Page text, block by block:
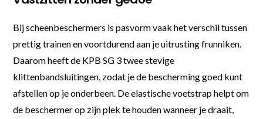
Bij scheenbeschermers is pasvorm vaak het verschil tussen
prettig trainen en voortdurend aan je uitrusting frunniken.
Daarom heeft de KPB SG 3 twee stevige
klittenbandsluitingen, zodat je de bescherming goed kunt
afstellen op je onderbeen. De elastische voetstrap helpt om
de beschermer op zijn plek te houden wanneer je draait,